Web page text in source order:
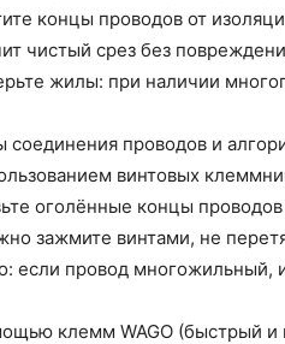
концы проводов от
чистый срез без
жилы: при наличии
соединения проводов и
винтовых
оголённые концы
зажмите винтами, не
если провод многожильный,
клемм WAGO (быстрый и